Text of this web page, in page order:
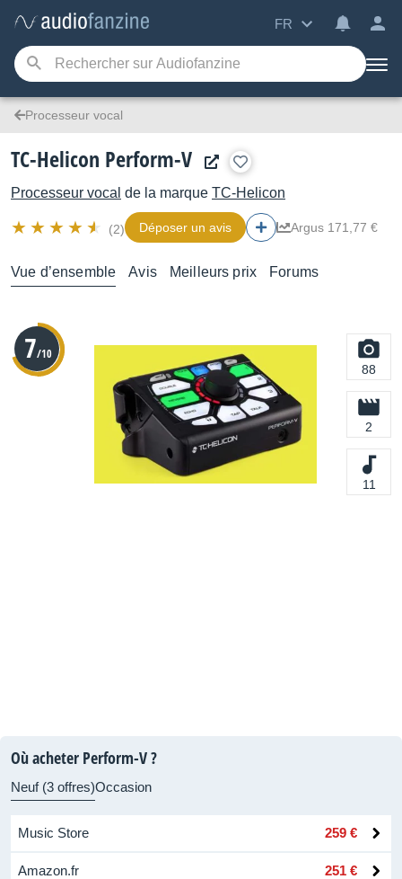
FR
Processeur vocal
TC-Helicon Perform-V
Processeur vocal de la marque TC-Helicon
(2) Déposer un avis Argus 171,77 €
Vue d’ensemble Avis Meilleurs prix Forums
7/10
88
2
11
Où acheter Perform-V ?
Neuf (3 offres)Occasion
Music Store 259 €
Amazon.fr 251 €